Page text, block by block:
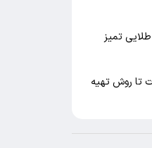
تمیز
تا روش تهیه